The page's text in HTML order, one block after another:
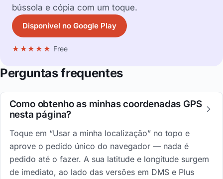
bússola e cópia com um toque.
Disponível no Google Play
★★★★★ Free
Perguntas frequentes
Como obtenho as minhas coordenadas GPS
nesta página?
Toque em “Usar a minha localização” no topo e
aprove o pedido único do navegador — nada é
pedido até o fazer. A sua latitude e longitude surgem
de imediato, ao lado das versões em DMS e Plus